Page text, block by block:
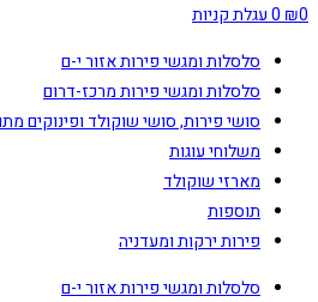
₪0
0עגלת קניות
סלסלות ומגשי פירות אזור י-ם
סלסלות ומגשי פירות מרכז-דרום
סושי פירות, סושי שוקולד ופינוקים
משלוחי עוגות
מארזי שוקולד
תוספות
פירות ירקות ומעדניה
סלסלות ומגשי פירות אזור י-ם